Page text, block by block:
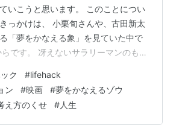
いこうと思います。 このことについ
っかけは、 小栗旬さんや、古田新太
「夢をかなえる象」を見ていた中で
です。 冴えないサラリーマンのもと
？（笑） そのサラリーマンは、身も
く話です。 最初のお題は、「靴を磨
た。 お題の内容もおもしろかったん
るサラリーマンの反応です。 「それ
ク #lifehack
ン #映画 #夢をかなえるゾウ
え方のくせ #人生